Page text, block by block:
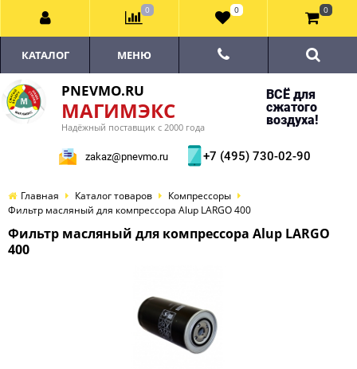
PNEVMO.RU
МАГИМЭКС
Надёжный поставщик с 2000 года
ВСЁ для
сжатого
воздуха!
zakaz@pnevmo.ru +7 (495) 730-02-90
КАТАЛОГ МЕНЮ
Главная Каталог товаров
Компрессоры
Фильтр масляный для компрессора Alup LARGO 400
Фильтр масляный для компрессора Alup LARGO
400
0 0 0